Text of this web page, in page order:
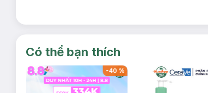
Có thể bạn thích
-40 %